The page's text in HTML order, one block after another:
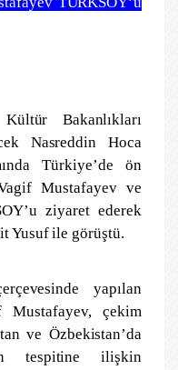
Bakanlıkları
Nasreddin Hoca
Türkiye’de ön
Mustafayev ve
ziyaret ederek
Yusuf ile görüştü.
yapılan
Mustafayev, çekim
ve Özbekistan’da
tespitine ilişkin